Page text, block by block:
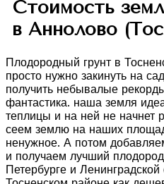
Стоимость
в Аннолово
Плодородный грунт в
просто нужно закинуть на
получить небывалые
фантастика. наша земля
теплицы и на ней не начнет
сеем землю на наших
ненужное. А потом
и получаем лучший
Петербурге и Ленинградской